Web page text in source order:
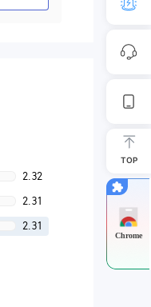
2.32
2.31
2.31
TOP
Chrome